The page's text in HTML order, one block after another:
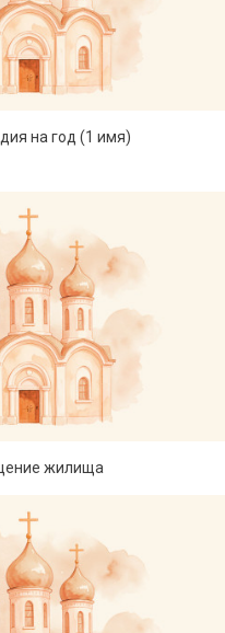
на год (1 имя)
жилища